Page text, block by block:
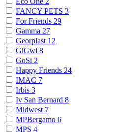
FANCY PETS 3
For Friends 29
Gamma 27
Georplast 12
GiGwi 8
GoSi 2
Happy Friends 24
IMAC 7
Irbis 3
Iv San Bernard 8
Midwest 7
MPBergamo 6
MPS 4